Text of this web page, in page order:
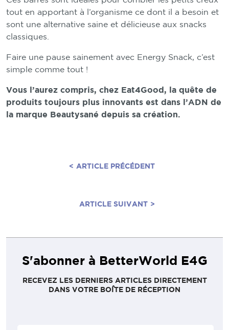
tout en apportant à l’organisme ce dont il a besoin et
sont une alternative saine et délicieuse aux snacks
classiques.
Faire une pause sainement avec Energy Snack, c’est
simple comme tout !
Vous l’aurez compris, chez Eat4Good, la quête de
produits toujours plus innovants est dans l’ADN de
la marque Beautysané depuis sa création.
< ARTICLE PRÉCÉDENT
ARTICLE SUIVANT >
S'abonner à BetterWorld E4G
RECEVEZ LES DERNIERS ARTICLES DIRECTEMENT
DANS VOTRE BOÎTE DE RÉCEPTION